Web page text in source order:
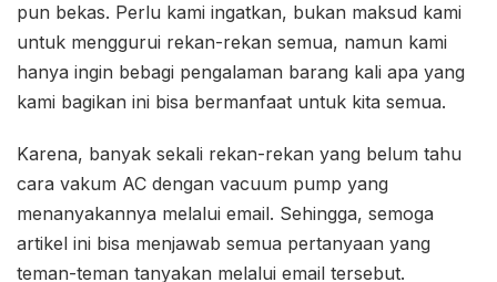
pun bekas. Perlu kami ingatkan, bukan maksud kami
untuk menggurui rekan-rekan semua, namun kami
hanya ingin bebagi pengalaman barang kali apa yang
kami bagikan ini bisa bermanfaat untuk kita semua.
Karena, banyak sekali rekan-rekan yang belum tahu
cara vakum AC dengan vacuum pump yang
menanyakannya melalui email. Sehingga, semoga
artikel ini bisa menjawab semua pertanyaan yang
teman-teman tanyakan melalui email tersebut.